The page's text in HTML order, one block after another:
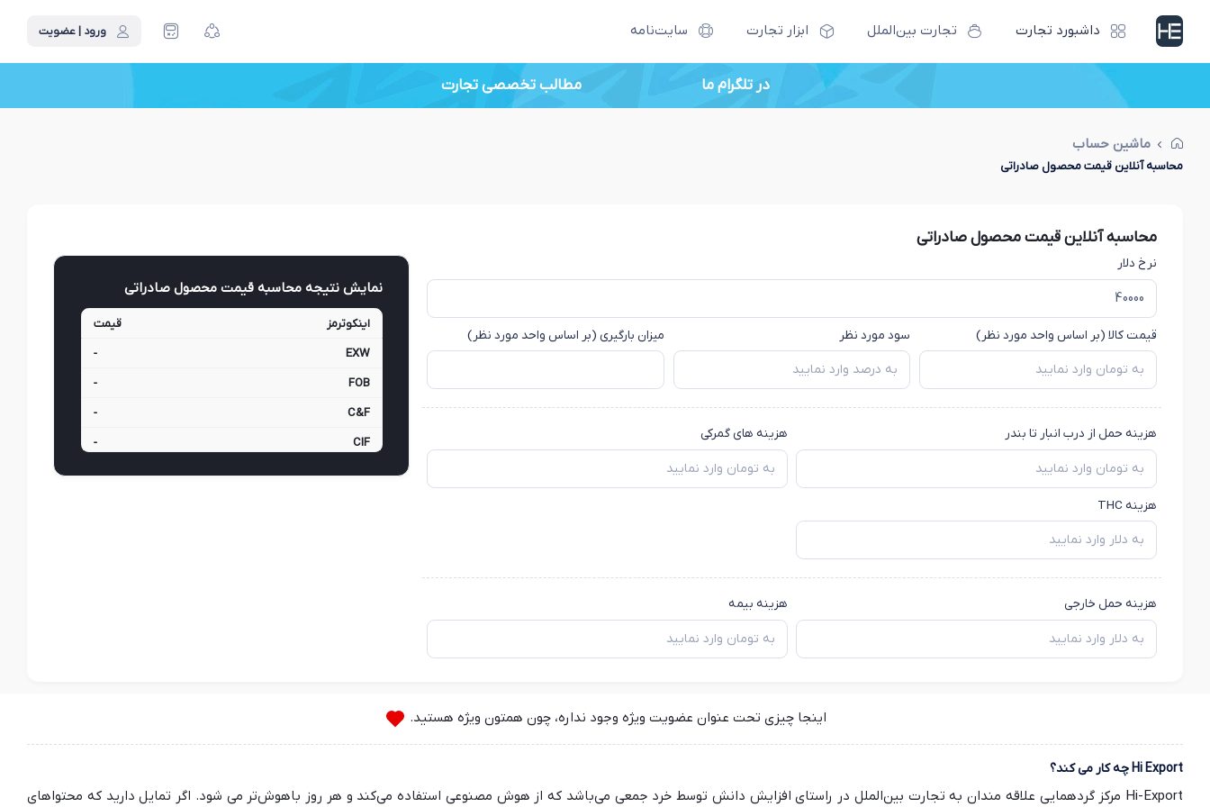
داشبورد تجارت تجارت بین‌الملل ابزار تجارت سایت‌نامه ورود | عضویت
در تلگرام ما مطالب تخصصی تجارت
ماشین حساب
محاسبه آنلاین قیمت محصول صادراتی
محاسبه آنلاین قیمت محصول صادراتی
نرخ دلار
قیمت کالا (بر اساس واحد مورد نظر) سود مورد نظر میزان بارگیری (بر اساس واحد مورد نظر)
هزینه حمل از درب انبار تا بندر هزینه های گمرکی
هزینه THC
هزینه حمل خارجی هزینه بیمه
نمایش نتیجه محاسبه قیمت محصول صادراتی
اینکوترمز
قیمت
EXW
-
FOB
-
C&F
-
CIF
-
اینجا چیزی تحت عنوان عضویت ویژه وجود نداره، چون همتون ویژه هستید.
Hi Export چه کار می کند؟
Hi-Export مرکز گردهمایی علاقه مندان به تجارت بین‌الملل در راستای افزایش دانش توسط خرد جمعی می‌باشد که از هوش مصنوعی استفاده می‌کند و هر روز باهوش‌تر می شود. اگر تمایل دارید که محتواهای